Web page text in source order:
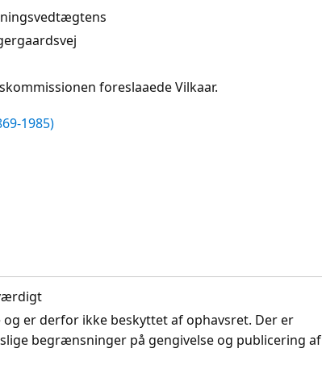
foreslaaede Vilkaar.
1985)
er derfor ikke beskyttet af ophavsret. Der er
begrænsninger på gengivelse og publicering af